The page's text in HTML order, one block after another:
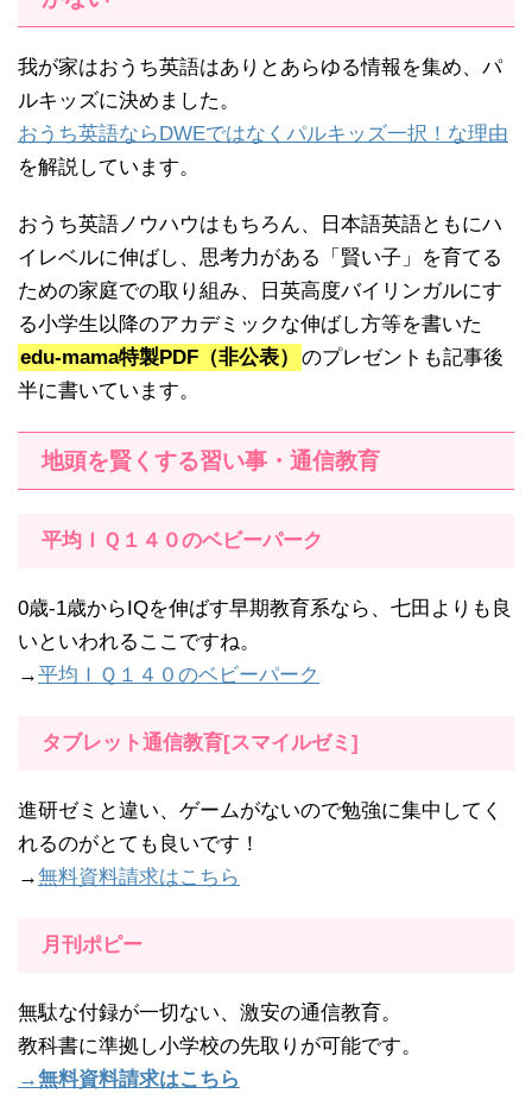
我が家はおうち英語はありとあらゆる情報を集め、パ
ルキッズに決めました。
おうち英語ならDWEではなくパルキッズ一択！な理由
を解説しています。
おうち英語ノウハウはもちろん、日本語英語ともにハ
イレベルに伸ばし、思考力がある「賢い子」を育てる
ための家庭での取り組み、日英高度バイリンガルにす
る小学生以降のアカデミックな伸ばし方等を書いた
edu-mama特製PDF（非公表）
のプレゼントも記事後
半に書いています。
地頭を賢くする習い事・通信教育
平均ＩＱ１４０のベビーパーク
0歳-1歳からIQを伸ばす早期教育系なら、七田よりも良
いといわれるここですね。
→平均ＩＱ１４０のベビーパーク
タブレット通信教育[スマイルゼミ]
進研ゼミと違い、ゲームがないので勉強に集中してく
れるのがとても良いです！
→無料資料請求はこちら
月刊ポピー
無駄な付録が一切ない、激安の通信教育。
教科書に準拠し小学校の先取りが可能です。
→無料資料請求はこちら